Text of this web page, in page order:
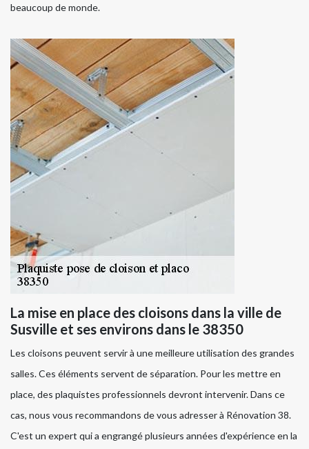
beaucoup de monde.
La mise en place des cloisons dans la ville de
Susville et ses environs dans le 38350
Les cloisons peuvent servir à une meilleure utilisation des grandes
salles. Ces éléments servent de séparation. Pour les mettre en
place, des plaquistes professionnels devront intervenir. Dans ce
cas, nous vous recommandons de vous adresser à Rénovation 38.
C'est un expert qui a engrangé plusieurs années d'expérience en la